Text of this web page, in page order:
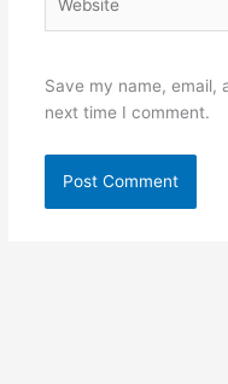
Save my name, email,
next time I comment.